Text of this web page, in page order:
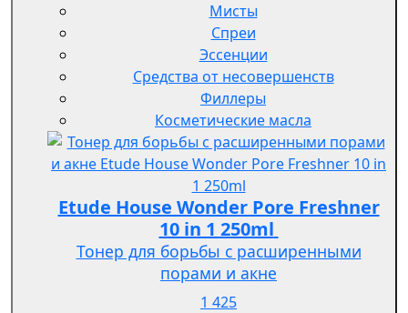
Мисты
Спреи
Эссенции
Средства от несовершенств
Филлеры
Косметические масла
Etude House Wonder Pore Freshner
10 in 1 250ml
Тонер для борьбы с расширенными
порами и акне
1 425